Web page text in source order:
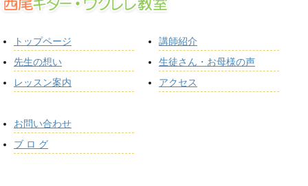
トップページ
先生の想い
レッスン案内
講師紹介
生徒さん・お母様の声
アクセス
お問い合わせ
ブ ロ グ